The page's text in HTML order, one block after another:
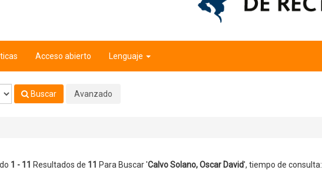
Acceso abierto Lenguaje
Buscar Avanzado
1 - 11 Resultados de 11 Para Buscar 'Calvo Solano, Oscar David', tiempo de consulta: